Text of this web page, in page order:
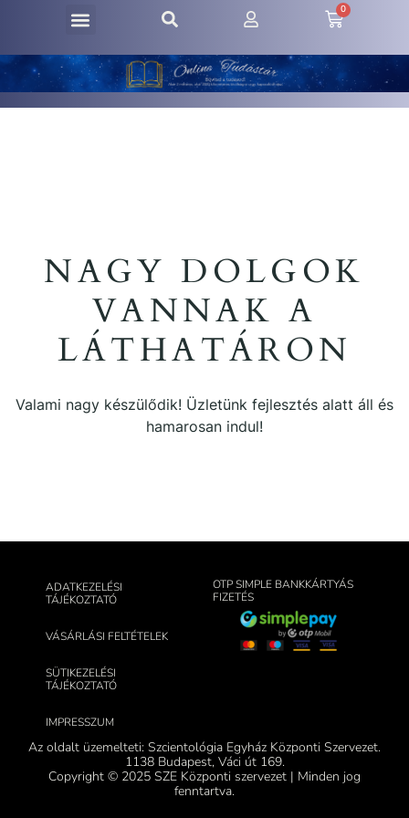
0
NAGY DOLGOK
VANNAK A
LÁTHATÁRON
Valami nagy készülődik! Üzletünk fejlesztés alatt áll és
hamarosan indul!
ADATKEZELÉSI
TÁJÉKOZTATÓ
VÁSÁRLÁSI FELTÉTELEK
SÜTIKEZELÉSI
TÁJÉKOZTATÓ
IMPRESSZUM
OTP SIMPLE BANKKÁRTYÁS
FIZETÉS
Az oldalt üzemelteti: Szcientológia Egyház Központi Szervezet.
1138 Budapest, Váci út 169.
Copyright © 2025 SZE Központi szervezet | Minden jog
fenntartva.